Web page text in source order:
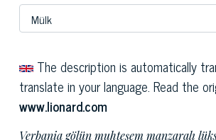
The description is automatically
translate in your language. Read the
www.lionard.com
Verbania gölün muhteşem manzaralı